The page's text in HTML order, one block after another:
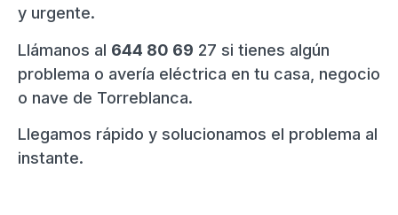
y urgente.
Llámanos al 644 80 69 27 si tienes algún
problema o avería eléctrica en tu casa, negocio
o nave de Torreblanca.
Llegamos rápido y solucionamos el problema al
instante.